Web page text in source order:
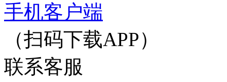
手机客户端
（扫码下载APP）
联系客服